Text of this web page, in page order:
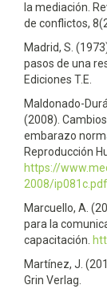
la mediación.
de conflictos,
Madrid, S.
pasos de una
Ediciones T.E.
Maldonado-
(2008).
embarazo
Reproducción
https://
2008/ip081c.pdf
Marcuello, A.
para la
capacitación.
Martínez, J.
Grin Verlag.